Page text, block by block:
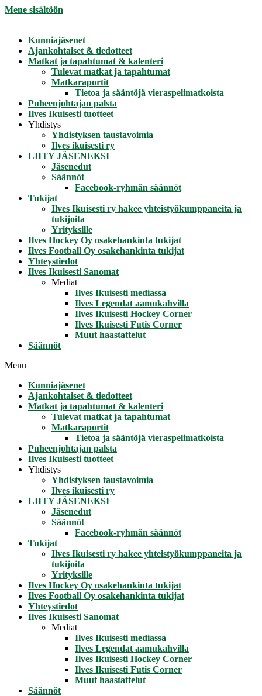
Mene sisältöön
Kunniajäsenet
Ajankohtaiset & tiedotteet
Matkat ja tapahtumat & kalenteri
Tulevat matkat ja tapahtumat
Matkaraportit
Tietoa ja sääntöjä vieraspelimatkoista
Puheenjohtajan palsta
Ilves Ikuisesti tuotteet
Yhdistys
Yhdistyksen taustavoimia
Ilves ikuisesti ry
LIITY JÄSENEKSI
Jäsenedut
Säännöt
Facebook-ryhmän säännöt
Tukijat
Ilves Ikuisesti ry hakee yhteistyökumppaneita ja
tukijoita
Yrityksille
Ilves Hockey Oy osakehankinta tukijat
Ilves Football Oy osakehankinta tukijat
Yhteystiedot
Ilves Ikuisesti Sanomat
Mediat
Ilves Ikuisesti mediassa
Ilves Legendat aamukahvilla
Ilves Ikuisesti Hockey Corner
Ilves Ikuisesti Futis Corner
Muut haastattelut
Säännöt
Menu
Kunniajäsenet
Ajankohtaiset & tiedotteet
Matkat ja tapahtumat & kalenteri
Tulevat matkat ja tapahtumat
Matkaraportit
Tietoa ja sääntöjä vieraspelimatkoista
Puheenjohtajan palsta
Ilves Ikuisesti tuotteet
Yhdistys
Yhdistyksen taustavoimia
Ilves ikuisesti ry
LIITY JÄSENEKSI
Jäsenedut
Säännöt
Facebook-ryhmän säännöt
Tukijat
Ilves Ikuisesti ry hakee yhteistyökumppaneita ja
tukijoita
Yrityksille
Ilves Hockey Oy osakehankinta tukijat
Ilves Football Oy osakehankinta tukijat
Yhteystiedot
Ilves Ikuisesti Sanomat
Mediat
Ilves Ikuisesti mediassa
Ilves Legendat aamukahvilla
Ilves Ikuisesti Hockey Corner
Ilves Ikuisesti Futis Corner
Muut haastattelut
Säännöt